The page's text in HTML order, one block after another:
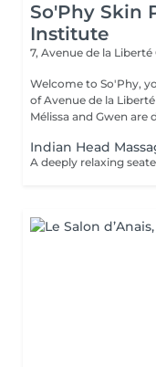
So'Phy Skin
Institute
7, Avenue de la Liberté
Welcome to So'Phy,
of Avenue de la Liberté in
Mélissa and Gwen are
Indian Head